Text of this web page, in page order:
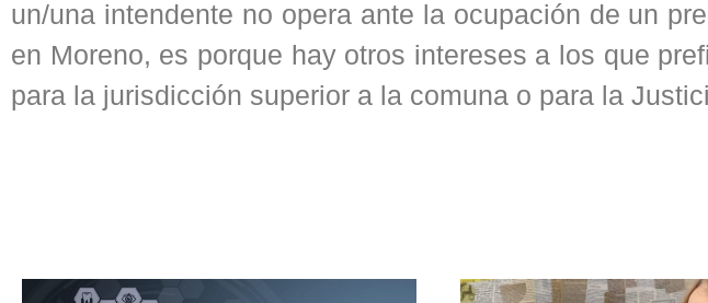
un/una intendente no opera ante la ocupación de un
en Moreno, es porque hay otros intereses a los que
para la jurisdicción superior a la comuna o para la